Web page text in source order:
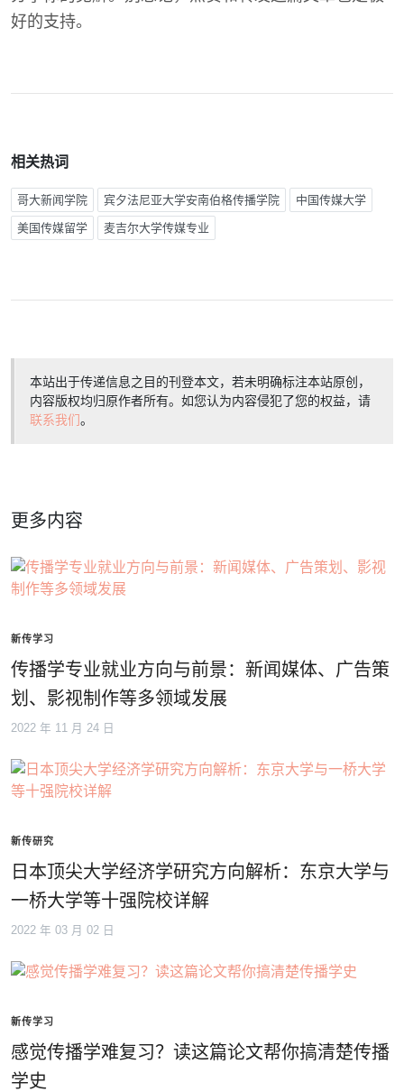
好的支持。
相关热词
哥大新闻学院 宾夕法尼亚大学安南伯格传播学院 中国传媒大学
美国传媒留学 麦吉尔大学传媒专业
本站出于传递信息之目的刊登本文，若未明确标注本站原创，
内容版权均归原作者所有。如您认为内容侵犯了您的权益，请
联系我们。
更多内容
新传学习
传播学专业就业方向与前景：新闻媒体、广告策
划、影视制作等多领域发展
2022 年 11 月 24 日
新传研究
日本顶尖大学经济学研究方向解析：东京大学与
一桥大学等十强院校详解
2022 年 03 月 02 日
新传学习
感觉传播学难复习？读这篇论文帮你搞清楚传播
学史